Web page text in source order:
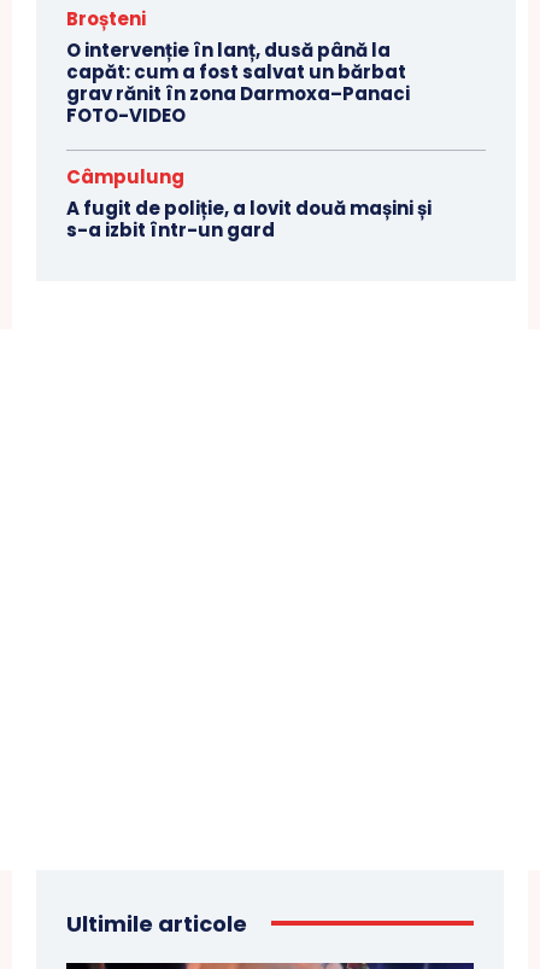
Broșteni
O intervenție în lanț, dusă până la
capăt: cum a fost salvat un bărbat
grav rănit în zona Darmoxa–Panaci
FOTO-VIDEO
Câmpulung
A fugit de poliție, a lovit două mașini și
s-a izbit într-un gard
Ultimile articole